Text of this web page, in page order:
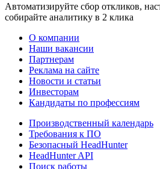
Автоматизируйте сбор откликов,
собирайте аналитику в 2 клика
О компании
Наши вакансии
Партнерам
Реклама на сайте
Новости и статьи
Инвесторам
Кандидаты по профессиям
Производственный календарь
Требования к ПО
Безопасный HeadHunter
HeadHunter API
Поиск работы